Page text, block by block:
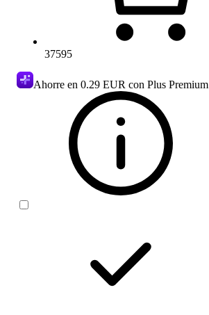
37595
Ahorre en 0.29 EUR con Plus Premium